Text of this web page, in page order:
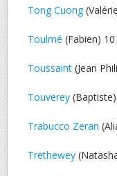
Tong Cuong
Toulmé (Fabien)
Toussaint (Jean
Touverey
Trabucco Zeran
Trethewey